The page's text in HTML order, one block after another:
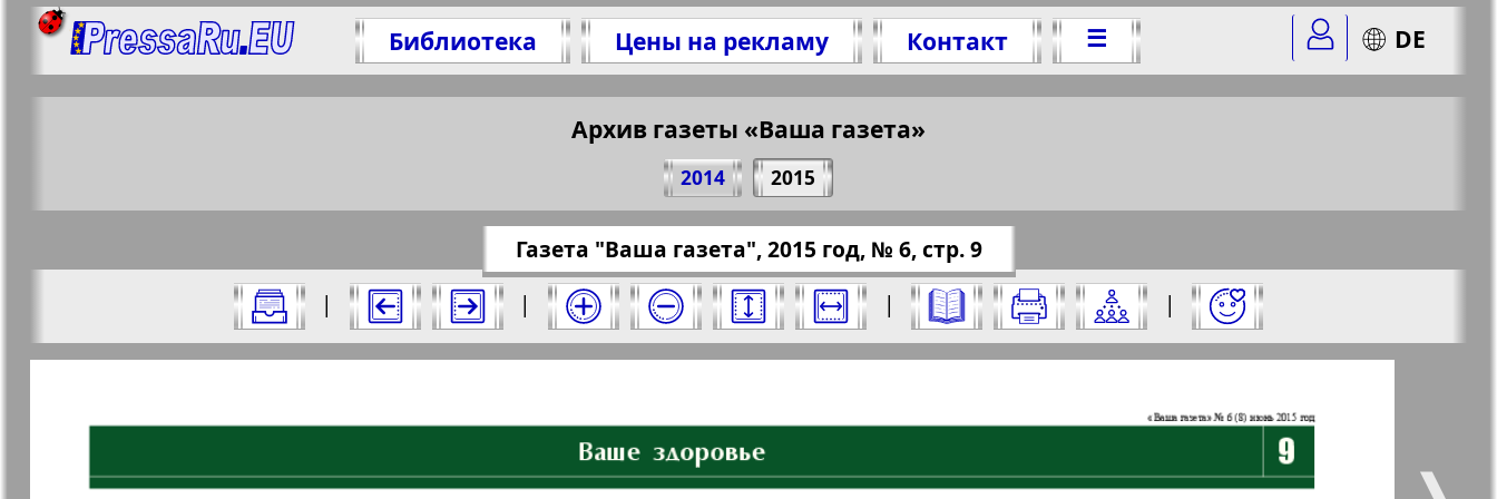
Библиотека Цены на рекламу Контакт ☰ DE
Архив газеты «Ваша газета»
2014 2015
Все номера газеты "Ваша газета" за 2015 год. Выберите номер и нажмите на него:
Газета "Ваша газета", 2015 год, № 6, стр. 9
|
| | |
Страницы газеты "Ваша газета". Номер: 6, 2015 год. Выберите страницу и нажмите на нее:
1 2 3 4 5
Отправить
Поделитесь 9 стр. газеты "Ваша газета", № 6, 2015 г.
(Нажмите, чтобы скопировать ссылку)
https://pressaru.eu/?pub=vasha-gaseta&god=2015&nomer=6&str=9
Апельсин
Баден-
Берлинский
Все pro все Город 511